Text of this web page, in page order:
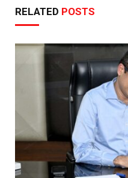
RELATED POSTS